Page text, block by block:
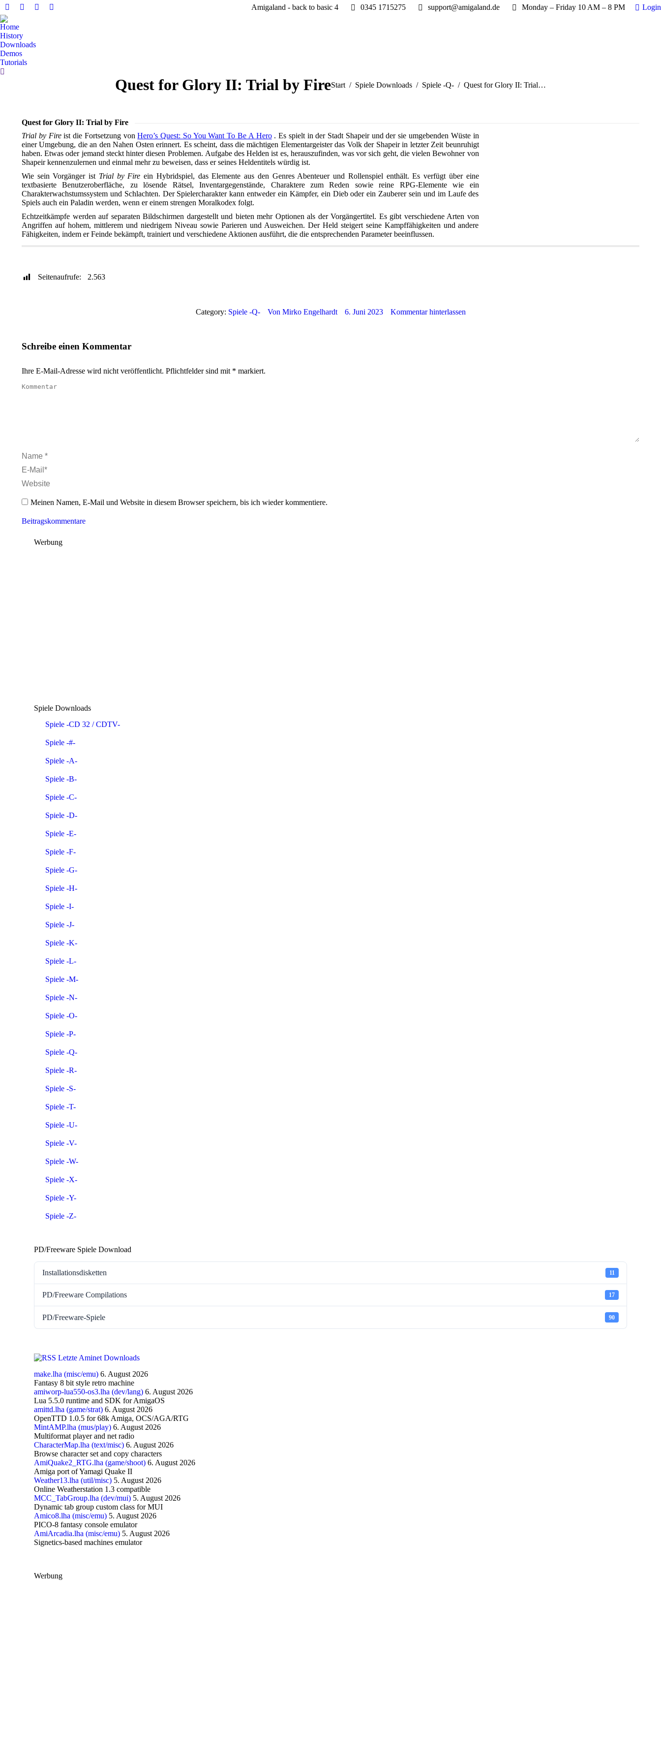
Facebook
page
opens
in
new
window
YouTube
opens
in
new
window
Whatsapp
E-
Amigaland - back to basic 4 0345 1715275 support@amigaland.de Monday – Friday 10 AM – 8 PM Login
Home
History
Downloads
Demos
Tutorials
Search:
Quest for Glory II: Trial by FireSie befinden sich hier:
Start Spiele Downloads Spiele -Q- Quest for Glory II: Trial…
Quest for Glory II: Trial by Fire
Trial by Fireist die Fortsetzung vonHero’s Quest: So You Want To Be A Hero. Es spielt in der Stadt Shapeir und der sie umgebenden Wüste in
einer Umgebung, die an den Nahen Osten erinnert. Es scheint, dass die mächtigen Elementargeister das Volk der Shapeir in letzter Zeit beunruhigt
haben. Etwas oder jemand steckt hinter diesen Problemen. Aufgabe des Helden ist es, herauszufinden, was vor sich geht, die vielen Bewohner von
Shapeir kennenzulernen und einmal mehr zu beweisen, dass er seines Heldentitels würdig ist.
Wie sein Vorgänger ist Trial by Fire ein Hybridspiel, das Elemente aus den Genres Abenteuer und Rollenspiel enthält. Es verfügt über eine
textbasierte Benutzeroberfläche, zu lösende Rätsel, Inventargegenstände, Charaktere zum Reden sowie reine RPG-Elemente wie ein
Charakterwachstumssystem und Schlachten. Der Spielercharakter kann entweder ein Kämpfer, ein Dieb oder ein Zauberer sein und im Laufe des
Spiels auch ein Paladin werden, wenn er einem strengen Moralkodex folgt.
Echtzeitkämpfe werden auf separaten Bildschirmen dargestellt und bieten mehr Optionen als der Vorgängertitel. Es gibt verschiedene Arten von
Angriffen auf hohem, mittlerem und niedrigem Niveau sowie Parieren und Ausweichen. Der Held steigert seine Kampffähigkeiten und andere
Fähigkeiten, indem er Feinde bekämpft, trainiert und verschiedene Aktionen ausführt, die die entsprechenden Parameter beeinflussen.
Seitenaufrufe: 2.563
Category: Spiele -Q- Von Mirko Engelhardt 6. Juni 2023 Kommentar hinterlassen
Schreibe einen Kommentar
Ihre E-Mail-Adresse wird nicht veröffentlicht. Pflichtfelder sind mit * markiert.
Kommentar
Name *
E-Mail *
Website
Meinen Namen, E-Mail und Website in diesem Browser speichern, bis ich wieder kommentiere.
Beitragskommentare
Werbung
Spiele Downloads
Spiele -CD 32 / CDTV-
Spiele -#-
Spiele -A-
Spiele -B-
Spiele -C-
Spiele -D-
Spiele -E-
Spiele -F-
Spiele -G-
Spiele -H-
Spiele -I-
Spiele -J-
Spiele -K-
Spiele -L-
Spiele -M-
Spiele -N-
Spiele -O-
Spiele -P-
Spiele -Q-
Spiele -R-
Spiele -S-
Spiele -T-
Spiele -U-
Spiele -V-
Spiele -W-
Spiele -X-
Spiele -Y-
Spiele -Z-
PD/Freeware Spiele Download
Installationsdisketten 11
PD/Freeware Compilations 17
PD/Freeware-Spiele 90
Letzte Aminet Downloads
make.lha (misc/emu) 6. August 2026
Fantasy 8 bit style retro machine
amiworp-lua550-os3.lha (dev/lang) 6. August 2026
Lua 5.5.0 runtime and SDK for AmigaOS
amittd.lha (game/strat) 6. August 2026
OpenTTD 1.0.5 for 68k Amiga, OCS/AGA/RTG
MintAMP.lha (mus/play) 6. August 2026
Multiformat player and net radio
CharacterMap.lha (text/misc) 6. August 2026
Browse character set and copy characters
AmiQuake2_RTG.lha (game/shoot) 6. August 2026
Amiga port of Yamagi Quake II
Weather13.lha (util/misc) 5. August 2026
Online Weatherstation 1.3 compatible
MCC_TabGroup.lha (dev/mui) 5. August 2026
Dynamic tab group custom class for MUI
Amico8.lha (misc/emu) 5. August 2026
PICO-8 fantasy console emulator
AmiArcadia.lha (misc/emu) 5. August 2026
Signetics-based machines emulator
Werbung